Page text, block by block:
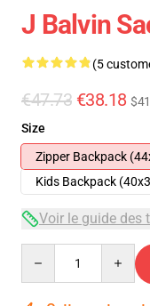
J Balvin
(5
€47.73 €38.18
Size
Zipper Backpack
Kids Backpack
Voir le guide des